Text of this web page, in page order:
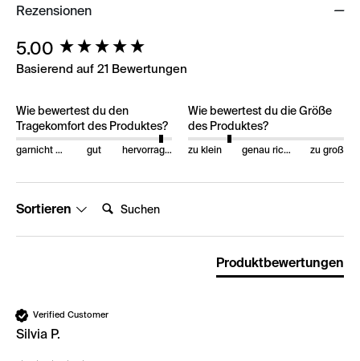
Rezensionen
5.00
Basierend auf 21 Bewertungen
Wie bewertest du den
Tragekomfort des Produktes?
garnicht gut gut hervorragend
Wie bewertest du die Größe
des Produktes?
zu klein genau richtig zu groß
Sortieren
Produktbewertungen
Verified Customer
Silvia P.
New content loaded